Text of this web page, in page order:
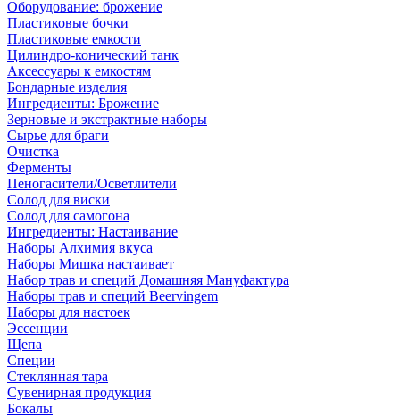
Оборудование: брожение
Пластиковые бочки
Пластиковые емкости
Цилиндро-конический танк
Аксессуары к емкостям
Бондарные изделия
Ингредиенты: Брожение
Зерновые и экстрактные наборы
Сырье для браги
Очистка
Ферменты
Пеногасители/Осветлители
Солод для виски
Солод для самогона
Ингредиенты: Настаивание
Наборы Алхимия вкуса
Наборы Мишка настаивает
Набор трав и специй Домашняя Мануфактура
Наборы трав и специй Beervingem
Наборы для настоек
Эссенции
Щепа
Специи
Стеклянная тара
Сувенирная продукция
Бокалы